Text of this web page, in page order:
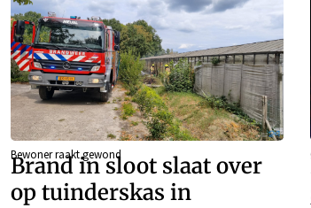
Bewoner raakt gewond
Brand in sloot slaat over
op tuinderskas in